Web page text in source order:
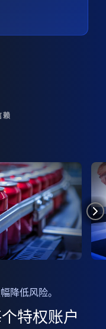
赖
降低风险。
特权账户